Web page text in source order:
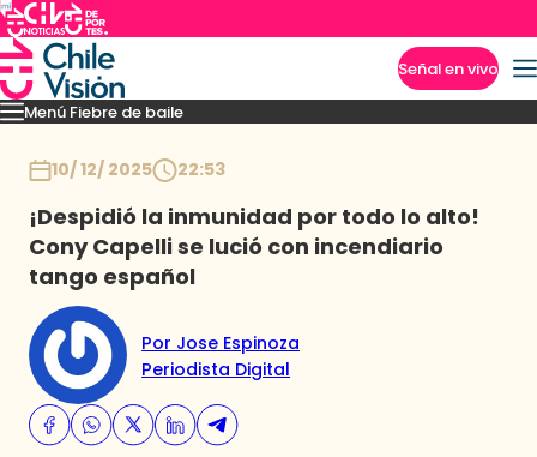
Señal en vivo
Menú Fiebre de baile
Mejores MomentosPresentacionesEl VAR-After del baile
10/ 12/ 2025 22:53
¡Despidió la inmunidad por todo lo alto!
Cony Capelli se lució con incendiario
tango español
Por Jose Espinoza
Periodista Digital
Imperdibles